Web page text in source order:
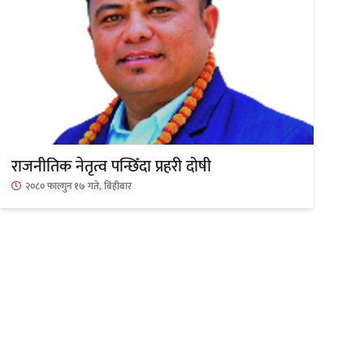
काठमाडौं युथ कन्क्लेभ २०२६ भव्यताका
साथ सम्पन्न
राजनीतिक नेतृत्व पन्छिँदा प्रहरी दोषी
२०८० फाल्गुन १७ गते, बिहीबार